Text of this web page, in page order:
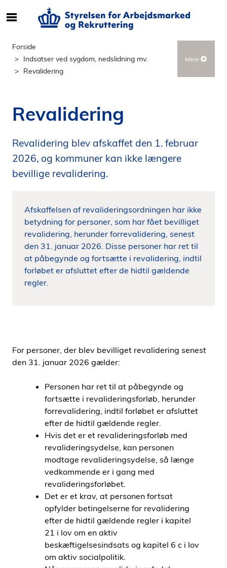
e
f
i
d
o
l
å
s
d
e
n
Forside
Indsatser ved sygdom, nedslidning mv.
Revalidering
Mere
Revalidering
Revalidering blev afskaffet den 1. februar
2026, og kommuner kan ikke længere
bevillige revalidering.
Afskaffelsen af revalideringsordningen har ikke
betydning for personer, som har fået bevilliget
revalidering, herunder forrevalidering, senest
den 31. januar 2026. Disse personer har ret til
at påbegynde og fortsætte i revalidering, indtil
forløbet er afsluttet efter de hidtil gældende
regler.
For personer, der blev bevilliget revalidering senest
den 31. januar 2026 gælder:
Personen har ret til at påbegynde og
fortsætte i revalideringsforløb, herunder
forrevalidering, indtil forløbet er afsluttet
efter de hidtil gældende regler.
Hvis det er et revalideringsforløb med
revalideringsydelse, kan personen
modtage revalideringsydelse, så længe
vedkommende er i gang med
revalideringsforløbet.
Det er et krav, at personen fortsat
opfylder betingelserne for revalidering
efter de hidtil gældende regler i kapitel
21 i lov om en aktiv
beskæftigelsesindsats og kapitel 6 c i lov
om aktiv socialpolitik.